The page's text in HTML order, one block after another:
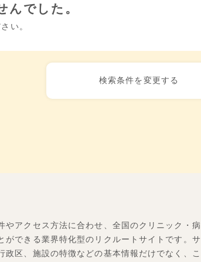
んでした。
い。
検索条件を変更する
やアクセス方法に合わせ、全国のクリニック・病
ができる業界特化型のリクルートサイトです。サ
政区、施設の特徴などの基本情報だけでなく、こ